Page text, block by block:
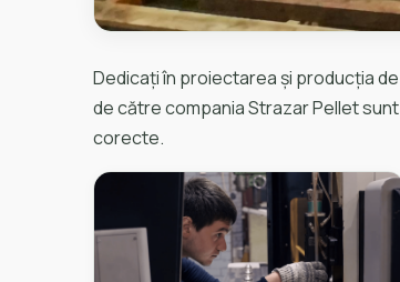
Dedicați în proiectarea și producția
de către compania Strazar Pellet
corecte.